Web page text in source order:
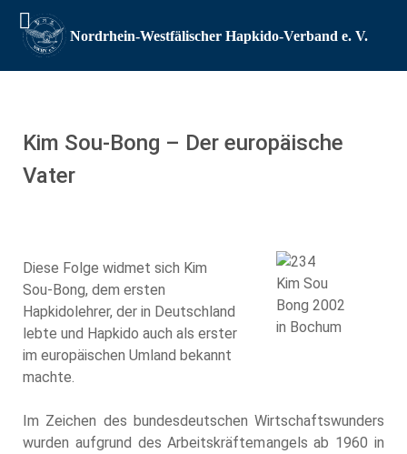
Kim Sou-Bong – Der europäische
Vater
Kim Sou
Bong 2002
in Bochum
Diese Folge widmet sich Kim
Sou-Bong, dem ersten
Hapkidolehrer, der in Deutschland
lebte und Hapkido auch als erster
im europäischen Umland bekannt
machte.
Im Zeichen des bundesdeutschen Wirtschaftswunders
wurden aufgrund des Arbeitskräftemangels ab 1960 in